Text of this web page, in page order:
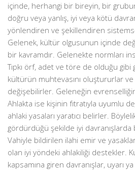
içinde, herhangi bir bireyin, bir
doğru veya yanlış, iyi veya kötü
yönlendiren ve şekillendiren
Gelenek, kültür olgusunun içinde
bir kavramdır. Gelenekte normları
Tıpkı örf, adet ve töre de olduğu
kültürün muhtevasını oluştururlar
değişebilirler. Geleneğin
Ahlakta ise kişinin fıtratıyla uyumlu
ahlaki yasaları yaratıcı belirler.
gördürdüğü şekilde iyi
Vahiyle bildirilen ilahi emir ve
olan iyi yöndeki ahlakiliği destekler.
kapsamına giren davranışlar, uyarı